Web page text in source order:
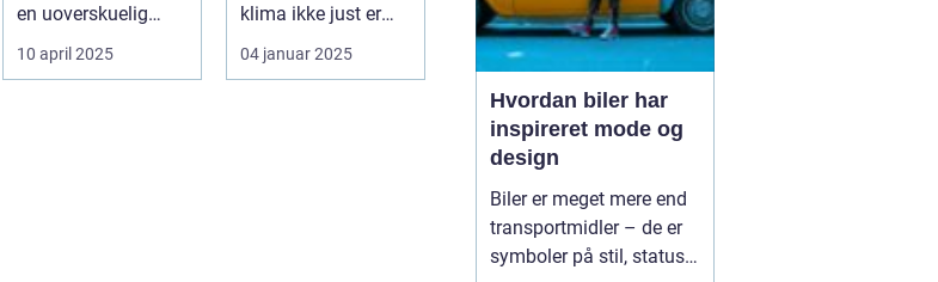
en uoverskuelig
opgave. Især i S...
10 april 2025
klima ikke just er
den bedste ven for
bilen...
04 januar 2025
Hvordan biler har
inspireret mode og
design
Biler er meget mere end
transportmidler – de er
symboler på stil, status